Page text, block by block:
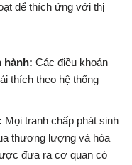
để thích ứng với thị
hành: Các điều khoản
thích theo hệ thống
Mọi tranh chấp phát sinh
thương lượng và hòa
đưa ra cơ quan có